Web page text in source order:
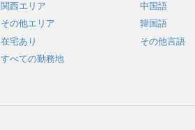
関西エリア
その他エリア
在宅あり
すべての勤務地
中国語
韓国語
その他言語